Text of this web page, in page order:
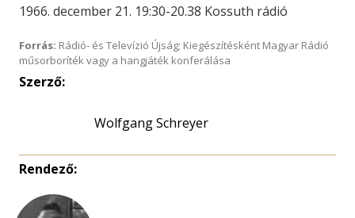
1966. december 21. 19:30-20.38 Kossuth rádió
Forrás: Rádió- és Televízió Újság; Kiegészítésként Magyar Rádió
műsorboríték vagy a hangjáték konferálása
Szerző:
Wolfgang Schreyer
Rendező: